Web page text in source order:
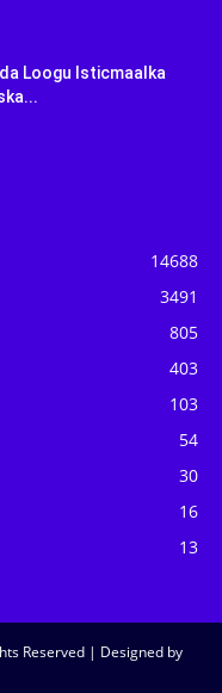
Loogu Isticmaalka
14688
3491
805
403
103
54
30
16
13
Reserved | Designed by